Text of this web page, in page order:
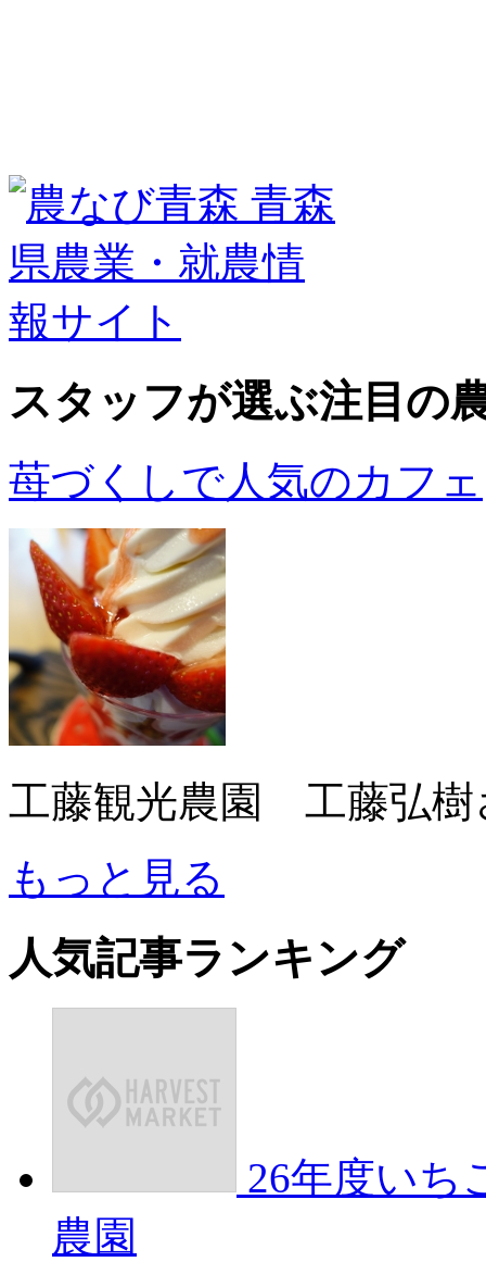
スタッフが選ぶ注目の
苺づくしで人気のカフェ
工藤観光農園 工藤弘樹
もっと見る
人気記事ランキング
26年度いち
農園